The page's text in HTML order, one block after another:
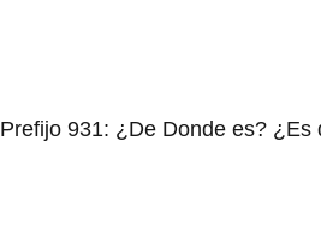
Prefijo 931: ¿De Donde es? ¿Es